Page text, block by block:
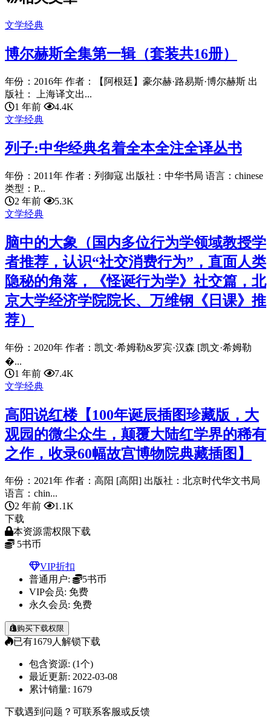
文学经典
博尔赫斯全集第一辑（套装共16册）
年份：2016年 作者：【阿根廷】豪尔赫·路易斯·博尔赫斯 出
版社： 上海译文出...
1 年前
4.4K
文学经典
列子:中华经典名着全本全注全译丛书
年份：2011年 作者：列御寇 出版社：中华书局 语言：chinese
类型：P...
2 年前
5.3K
文学经典
脑中的大象（国内多位行为学领域教授学
者推荐，认识“社交消费行为”，直面人类
隐秘的角落，《怪诞行为学》社交篇，北
京大学经济学院院长、万维钢《日课》推
荐）
年份：2020年 作者：凯文·希姆勒&罗宾·汉森 [凯文·希姆勒
�...
1 年前
7.4K
文学经典
高阳说红楼【100年诞辰插图珍藏版，大
观园的微尘众生，颠覆大陆红学界的稀有
之作，收录60幅故宫博物院典藏插图】
年份：2021年 作者：高阳 [高阳] 出版社：北京时代华文书局
语言：chin...
2 年前
1.1K
下载
本资源需权限下载
5书币
VIP折扣
普通用户:
5书币
VIP会员: 免费
永久会员: 免费
购买下载权限
已有1679人解锁下载
包含资源: (1个)
最近更新: 2022-03-08
累计销量: 1679
下载遇到问题？可联系客服或反馈